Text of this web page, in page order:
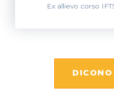
Ex allievo corso